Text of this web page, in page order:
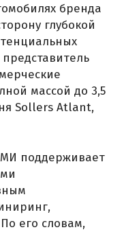
бренда
глубокой
массой до 3,5
Sollers Atlant,
поддерживает
его словам,